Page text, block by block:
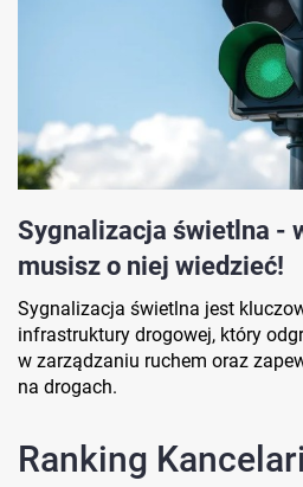
Sygnalizacja świetlna -
musisz o niej wiedzieć!
Sygnalizacja świetlna jest
infrastruktury drogowej, który
w zarządzaniu ruchem oraz
na drogach.
Ranking